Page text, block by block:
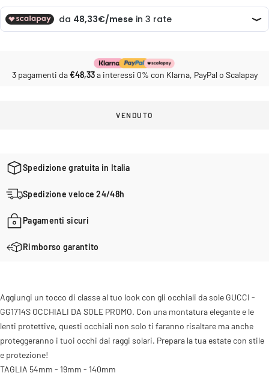
3 pagamenti da€48,33a interessi 0% con Klarna, PayPal o Scalapay
VENDUTO
Spedizione gratuita in Italia
Spedizione veloce 24/48h
Pagamenti sicuri
Rimborso garantito
Aggiungi un tocco di classe al tuo look con gli occhiali da sole GUCCI -
GG1714S OCCHIALI DA SOLE PROMO. Con una montatura elegante e le
lenti protettive, questi occhiali non solo ti faranno risaltare ma anche
proteggeranno i tuoi occhi dai raggi solari. Prepara la tua estate con stile
e protezione!
TAGLIA 54mm - 19mm - 140mm